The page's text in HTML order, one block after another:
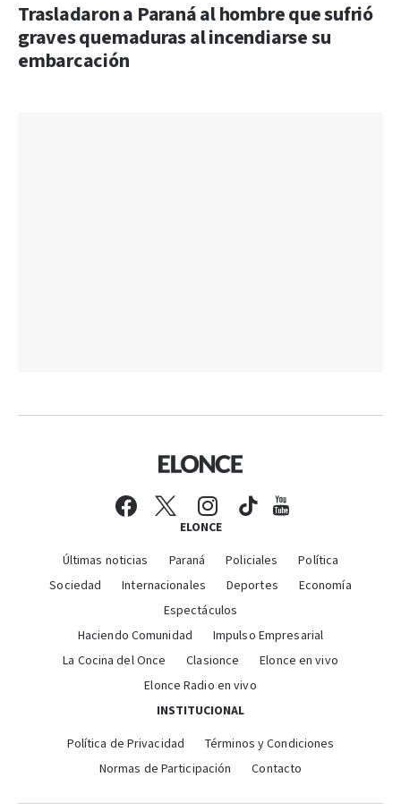
Trasladaron a Paraná al hombre que sufrió
graves quemaduras al incendiarse su
embarcación
ELONCE
Últimas noticias Paraná Policiales
Política
Sociedad
Internacionales Deportes
Economía
Espectáculos
Haciendo Comunidad
Impulso Empresarial
La Cocina del Once
Clasionce
Elonce en vivo
Elonce Radio en vivo
INSTITUCIONAL
Política de Privacidad
Términos y Condiciones
Normas de Participación
Contacto